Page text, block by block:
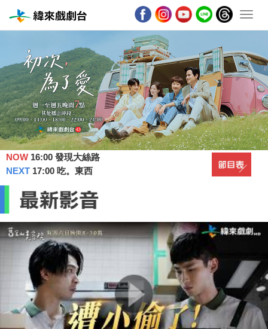
NOW 16:00 發現大絲路
NEXT 17:00 吃。東西